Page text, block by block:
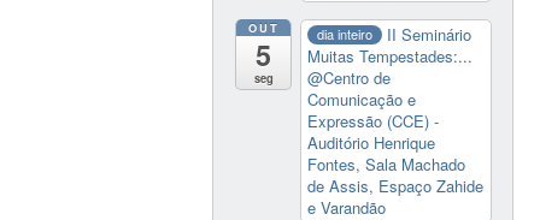
OUT
5
seg
dia inteiro
II Seminário
Muitas Tempestades:...
@Centro de
Comunicação e
Expressão (CCE) -
Auditório Henrique
Fontes, Sala Machado
de Assis, Espaço Zahide
e Varandão